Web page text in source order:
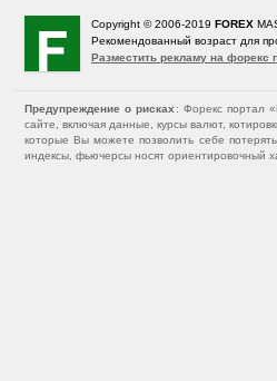
Copyright © 2006-2019 FOREX
Рекомендованный возраст для
Разместить рекламу на форекс
Предупреждение о рисках : Форекс портал
сайте, включая данные, курсы валют,
которые Вы можете позволить себе
индексы, фьючерсы носят ориентировочный